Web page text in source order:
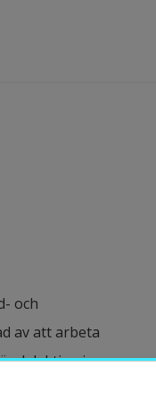
och
av att arbeta
delaktiga i
Kursen ger